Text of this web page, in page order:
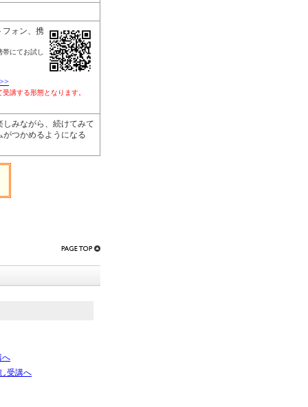
フォン、携
にてお試し
受講する形態となります。
みながら、続けてみて
つかめるようになる
へ
受講へ